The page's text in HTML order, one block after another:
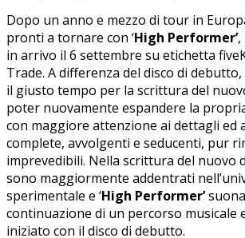
Dopo un anno e mezzo di tour in
pronti a tornare con ‘High Performer’,
in arrivo il 6 settembre su etichetta
Trade. A differenza del disco di
il giusto tempo per la scrittura del
poter nuovamente espandere la
con maggiore attenzione ai dettagli ed
complete, avvolgenti e seducenti, pur
imprevedibili. Nella scrittura del nuovo
sono maggiormente addentrati
sperimentale e ‘High Performer’
continuazione di un percorso musicale
iniziato con il disco di debutto.